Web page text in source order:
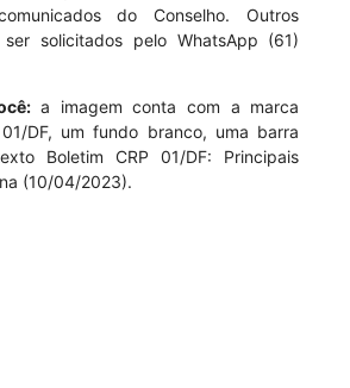
do Conselho. Outros
solicitados pelo WhatsApp (61)
a imagem conta com a marca
DF, um fundo branco, uma barra
Boletim CRP 01/DF: Principais
(10/04/2023).